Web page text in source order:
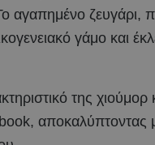
αγαπημένο ζευγάρι,
γάμο και
της
αποκαλύπτοντας